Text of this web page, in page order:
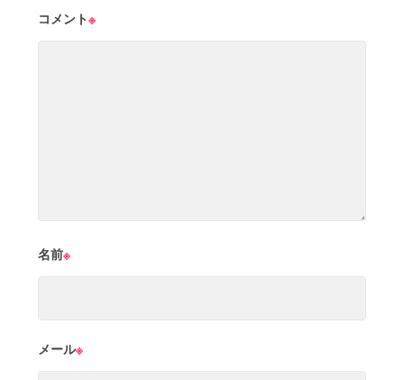
コメント※
名前※
メール※